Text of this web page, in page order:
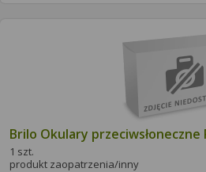
Brilo Okulary przeciwsłoneczne
1 szt.
produkt zaopatrzenia/inny